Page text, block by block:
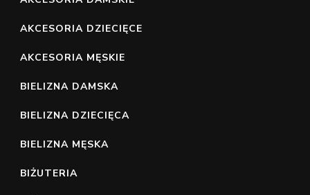
AKCESORIA DZIECIĘCE
AKCESORIA MĘSKIE
BIELIZNA DAMSKA
BIELIZNA DZIECIĘCA
BIELIZNA MĘSKA
BIŻUTERIA